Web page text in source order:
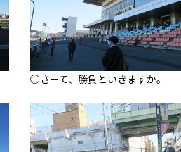
○さーて、勝負といきますか。